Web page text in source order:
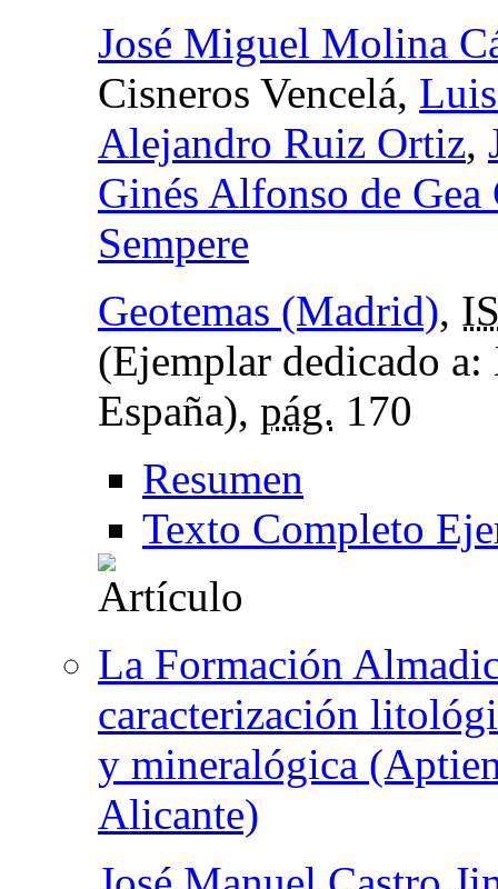
José Miguel Molina
Cisneros Vencelá,
Alejandro Ruiz Ortiz,
Ginés Alfonso de
Sempere
Geotemas (Madrid),
(Ejemplar dedicado
España), pág. 170
Resumen
Texto Completo
La Formación
caracterización
y mineralógica
Alicante)